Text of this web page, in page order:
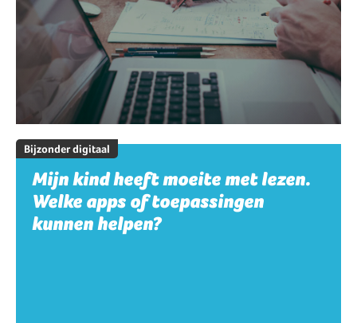
Bijzonder digitaal
Mijn kind heeft moeite met lezen.
Welke apps of toepassingen
kunnen helpen?